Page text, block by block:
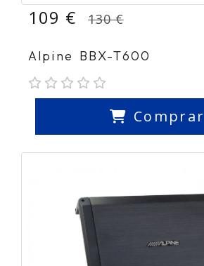
109 € 130 €
Alpine BBX-T600
Comprar